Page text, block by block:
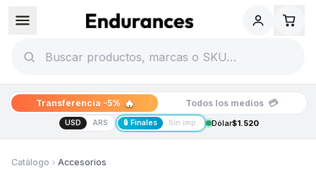
Transferencia -5% 🔥 Todos los medios 💳
USD ARS 🔒 Finales Sin imp. Dólar$1.520
Catálogo Accesorios